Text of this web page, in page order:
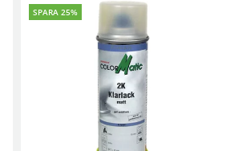
SPARA 25%